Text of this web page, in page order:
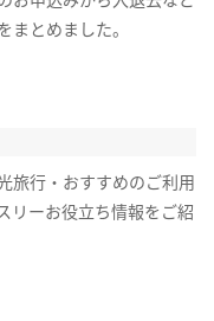
まとめました。
旅行・おすすめのご利用
リーお役立ち情報をご紹